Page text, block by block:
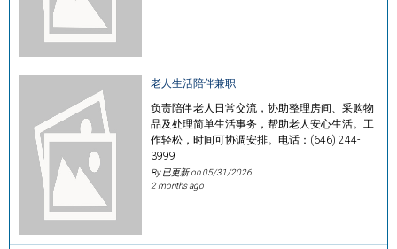
老人生活陪伴兼职
负责陪伴老人日常交流，协助整理房间、采购物
品及处理简单生活事务，帮助老人安心生活。工
作轻松，时间可协调安排。电话：(646) 244-
3999
By 已更新 on05/31/2026
2 months ago